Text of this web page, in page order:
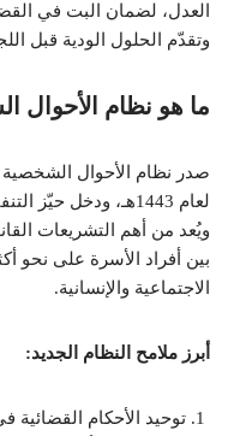
العدل، لضمان البت في
وتقدّم الحلول الودية قبل
ما هو نظام الأحوال
لعام 1443هـ، ودخل حيّز التنفيذ في مارس 2022م.
ويُعد من أهم التشريعات
بين أفراد الأسرة على نحو
الاجتماعية والإنسانية.
أبرز ملامح النظام الجديد:
توحيد الأحكام القضائية